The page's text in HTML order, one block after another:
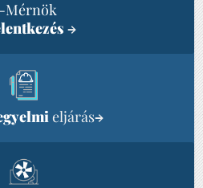
Mérnök
→
eljárás→